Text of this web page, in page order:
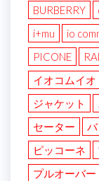
BURBERRY
i+mu
io
PICONE
イオコムイオ
ジャケット
セーター
ピッコーネ
プルオーバー